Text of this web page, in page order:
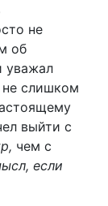
не
об
уважал
слишком
выйти с
чем с
если